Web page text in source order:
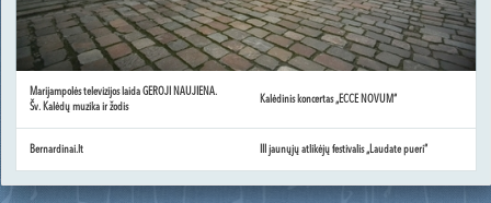
Marijampolės televizijos laida GEROJI NAUJIENA.
Šv. Kalėdų muzika ir žodis
Kalėdinis koncertas „ECCE NOVUM“
Bernardinai.lt III jaunųjų atlikėjų festivalis „Laudate pueri“